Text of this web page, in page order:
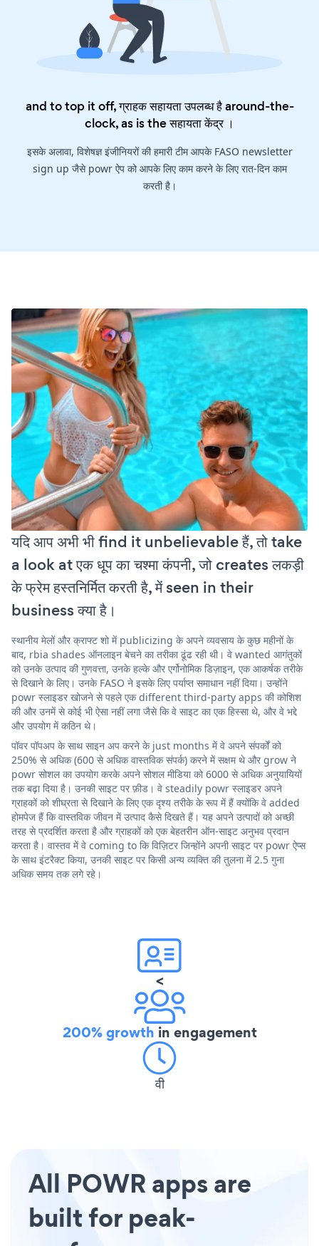
and to top it off, ग्राहक सहायता उपलब्ध है around-the-
clock, as is theसहायता केंद्र।
इसके अलावा, विशेषज्ञ इंजीनियरों की हमारी टीम आपके FASO newsletter
sign up जैसे powr ऐप को आपके लिए काम करने के लिए रात-दिन काम
करती है।
यदि आप अभी भी find it unbelievable हैं, तो take
a look at एक धूप का चश्मा कंपनी, जो creates लकड़ी
के फ्रेम हस्तनिर्मित करती है, में seen in their
business क्या है।
स्थानीय मेलों और क्राफ्ट शो में publicizing के अपने व्यवसाय के कुछ महीनों के
बाद, rbia shades ऑनलाइन बेचने का तरीका ढूंढ रही थी। वे wanted आगंतुकों
को उनके उत्पाद की गुणवत्ता, उनके हल्के और एर्गोनोमिक डिज़ाइन, एक आकर्षक तरीके
से दिखाने के लिए। उनके FASO ने इसके लिए पर्याप्त समाधान नहीं दिया। उन्होंने
powr स्लाइडर खोजने से पहले एक different third-party apps की कोशिश
की और उनमें से कोई भी ऐसा नहीं लगा जैसे कि वे साइट का एक हिस्सा थे, और वे भद्दे
और उपयोग में कठिन थे।
पॉवर पॉपअप के साथ साइन अप करने के just months में वे अपने संपर्कों को
250% से अधिक (600 से अधिक वास्तविक संपर्क) करने में सक्षम थे और grow ने
powr सोशल का उपयोग करके अपने सोशल मीडिया को 6000 से अधिक अनुयायियों
तक बढ़ा दिया है। उनकी साइट पर फ़ीड। वे steadily powr स्लाइडर अपने
ग्राहकों को शीघ्रता से दिखाने के लिए एक दृश्य तरीके के रूप में हैं क्योंकि वे added
होमपेज हैं कि वास्तविक जीवन में उत्पाद कैसे दिखते हैं। यह अपने उत्पादों को अच्छी
तरह से प्रदर्शित करता है और ग्राहकों को एक बेहतरीन ऑन-साइट अनुभव प्रदान
करता है। वास्तव में वे coming to कि विज़िटर जिन्होंने अपनी साइट पर powr ऐप्स
के साथ इंटरैक्ट किया, उनकी साइट पर किसी अन्य व्यक्ति की तुलना में 2.5 गुना
अधिक समय तक लगे रहे।
<
200% growth in engagement
वी
All POWR apps are
built for peak-